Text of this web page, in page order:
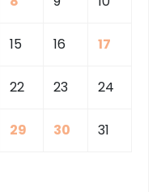
15 16 17
22 23 24
29 30 31